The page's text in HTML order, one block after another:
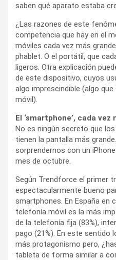
saben qué aparato estaba
¿Las razones de este
competencia que hay en el
móviles cada vez más
phablet. O el portátil, que
ligeros. Otra explicación
de este dispositivo, cuyos
algo imprescindible (algo
móvil).
El ‘smartphone’, cada
No es ningún secreto que
tienen la pantalla más
sorprendernos con un
mes de octubre.
Según Trendforce el primer
espectacularmente bueno
smartphones. En España en
telefonía móvil es la más
de la telefonía fija (83%),
pago (21%). En este sentido
más protagonismo pero,
tableta de forma similar a